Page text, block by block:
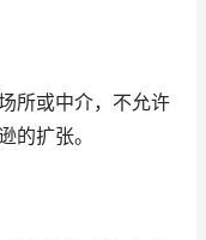
所或中介，不允许
的扩张。